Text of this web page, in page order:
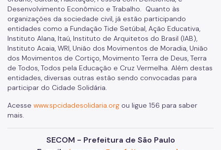
Desenvolvimento Econômico e Trabalho. Quanto às
organizações da sociedade civil, já estão participando
entidades como a Fundação Tide Setúbal, Ação Educativa,
Instituto Alana, Itaú, Instituto de Arquitetos do Brasil (IAB),
Instituto Acaia, WRI, União dos Movimentos de Moradia, União
dos Movimentos de Cortiço, Movimento Terra de Deus, Terra
de Todos, Todos pela Educação e Cruz Vermelha. Além destas
entidades, diversas outras estão sendo convocadas para
participar do Cidade Solidária.
Acesse www.spcidadesolidaria.org ou ligue 156 para saber
mais.
SECOM - Prefeitura de São Paulo